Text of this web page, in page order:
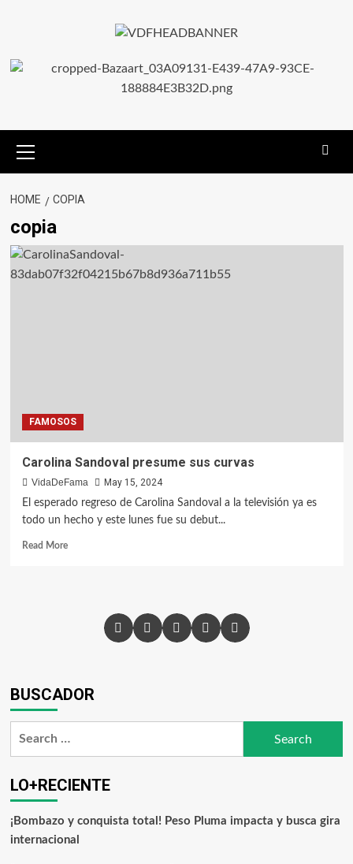
HOME COPIA
copia
FAMOSOS
Carolina Sandoval presume sus curvas
VidaDeFama
May 15, 2024
El esperado regreso de Carolina Sandoval a la televisión ya es
todo un hecho y este lunes fue su debut...
Read More
BUSCADOR
LO+RECIENTE
¡Bombazo y conquista total! Peso Pluma impacta y busca gira
internacional